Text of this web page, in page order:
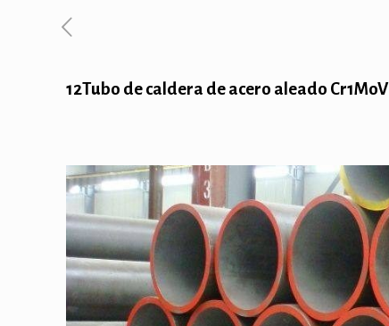
12Tubo de caldera de acero aleado Cr1MoV